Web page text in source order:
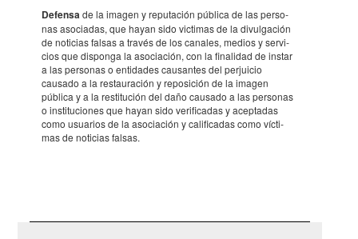
Defensade la imagen y repu­ta­ción pública de las perso­
nas asoci­a­das, que hayan sido victi­mas de la divul­ga­ción
de noti­cias falsas a través de los cana­les, medios y servi­
cios que disponga la asoci­a­ción, con la fina­li­dad de instar
a las perso­nas o enti­da­des causan­tes del perjui­cio
causado a la restau­ra­ción y repo­si­ción de la imagen
pública y a la resti­tu­ción del daño causado a las perso­nas
o insti­tu­ci­o­nes que hayan sido veri­fi­ca­das y acep­ta­das
como usua­rios de la asoci­a­ción y cali­fi­ca­das como vícti­
mas de noti­cias falsas.